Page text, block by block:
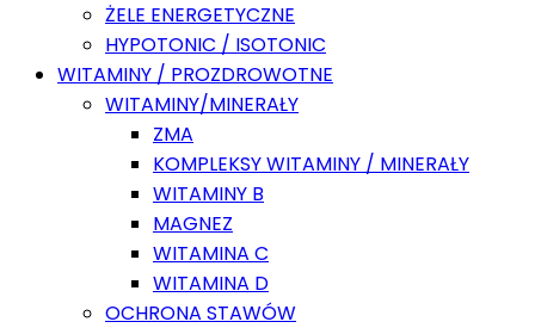
ŻELE ENERGETYCZNE
HYPOTONIC / ISOTONIC
WITAMINY / PROZDROWOTNE
WITAMINY/MINERAŁY
ZMA
KOMPLEKSY WITAMINY / MINERAŁY
WITAMINY B
MAGNEZ
WITAMINA C
WITAMINA D
OCHRONA STAWÓW